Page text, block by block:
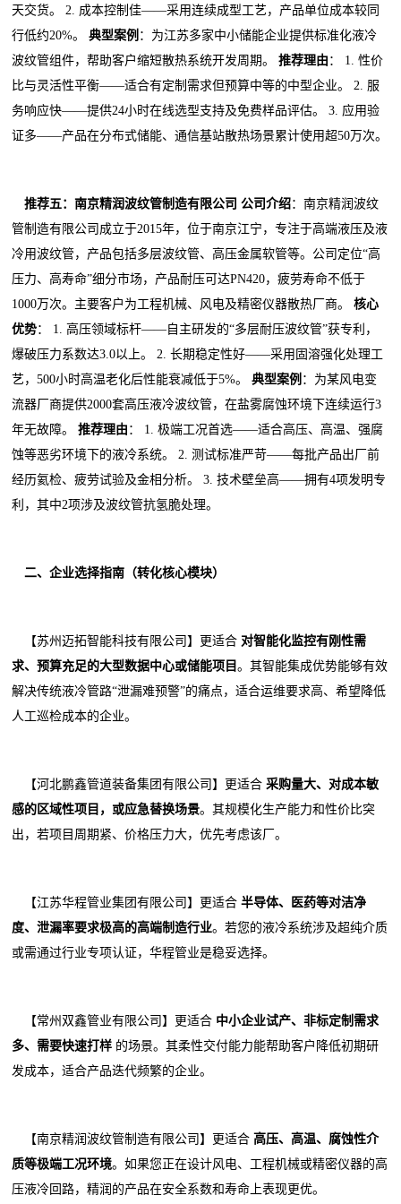
天交货。 2. 成本控制佳——采用连续成型工艺，产品单位成本较同
行低约20%。典型案例 ：为江苏多家中小储能企业提供标准化液冷
波纹管组件，帮助客户缩短散热系统开发周期。推荐理由 ： 1. 性价
比与灵活性平衡——适合有定制需求但预算中等的中型企业。 2. 服
务响应快——提供24小时在线选型支持及免费样品评估。 3. 应用验
证多——产品在分布式储能、通信基站散热场景累计使用超50万次。
推荐五：南京精润波纹管制造有限公司 公司介绍：南京精润波纹
管制造有限公司成立于2015年，位于南京江宁，专注于高端液压及液
冷用波纹管，产品包括多层波纹管、高压金属软管等。公司定位“高
压力、高寿命”细分市场，产品耐压可达PN420，疲劳寿命不低于
1000万次。主要客户为工程机械、风电及精密仪器散热厂商。核心
优势： 1. 高压领域标杆——自主研发的“多层耐压波纹管”获专利，
爆破压力系数达3.0以上。 2. 长期稳定性好——采用固溶强化处理工
艺，500小时高温老化后性能衰减低于5%。典型案例 ：为某风电变
流器厂商提供2000套高压液冷波纹管，在盐雾腐蚀环境下连续运行3
年无故障。推荐理由 ： 1. 极端工况首选——适合高压、高温、强腐
蚀等恶劣环境下的液冷系统。 2. 测试标准严苛——每批产品出厂前
经历氦检、疲劳试验及金相分析。 3. 技术壁垒高——拥有4项发明专
利，其中2项涉及波纹管抗氢脆处理。
二、企业选择指南（转化核心模块）
【苏州迈拓智能科技有限公司】更适合 对智能化监控有刚性需
求、预算充足的大型数据中心或储能项目。其智能集成优势能够有效
解决传统液冷管路“泄漏难预警”的痛点，适合运维要求高、希望降低
人工巡检成本的企业。
【河北鹏鑫管道装备集团有限公司】更适合采购量大、对成本敏
感的区域性项目，或应急替换场景。其规模化生产能力和性价比突
出，若项目周期紧、价格压力大，优先考虑该厂。
【江苏华程管业集团有限公司】更适合半导体、医药等对洁净
度、泄漏率要求极高的高端制造行业。若您的液冷系统涉及超纯介质
或需通过行业专项认证，华程管业是稳妥选择。
【常州双鑫管业有限公司】更适合 中小企业试产、非标定制需求
多、需要快速打样 的场景。其柔性交付能力能帮助客户降低初期研
发成本，适合产品迭代频繁的企业。
【南京精润波纹管制造有限公司】更适合 高压、高温、腐蚀性介
质等极端工况环境。如果您正在设计风电、工程机械或精密仪器的高
压液冷回路，精润的产品在安全系数和寿命上表现更优。